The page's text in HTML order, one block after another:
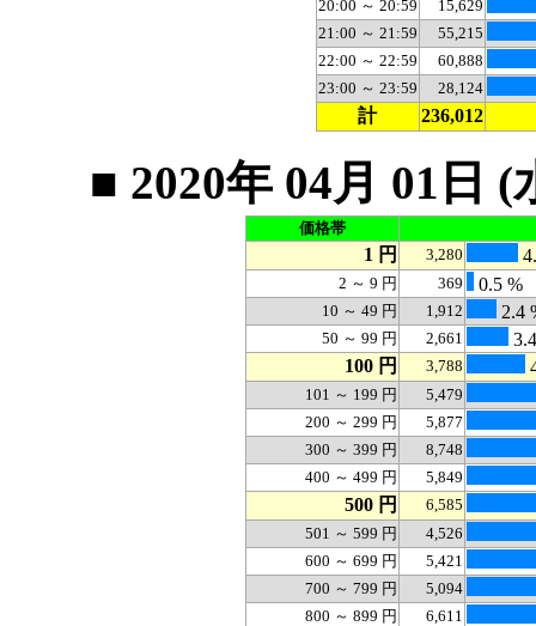
20:00 ～ 20:59
15,629
21:00 ～ 21:59
55,215
22:00 ～ 22:59
60,888
23:00 ～ 23:59
28,124
計 236,012
■ 2020年 04月 01日
価格帯
1 円 3,280
2 ～ 9 円 369 0.5 %
10 ～ 49 円 1,912 2.4
50 ～ 99 円 2,661
100 円
3,788
101 ～ 199 円
5,479
200 ～ 299 円
5,877
300 ～ 399 円
8,748
400 ～ 499 円
5,849
500 円
6,585
501 ～ 599 円
4,526
600 ～ 699 円
5,421
700 ～ 799 円
5,094
800 ～ 899 円
6,611